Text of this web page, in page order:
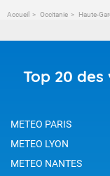
Accueil Occitanie Haute-
Top 20
METEO PARIS
METEO LYON
METEO NANTES